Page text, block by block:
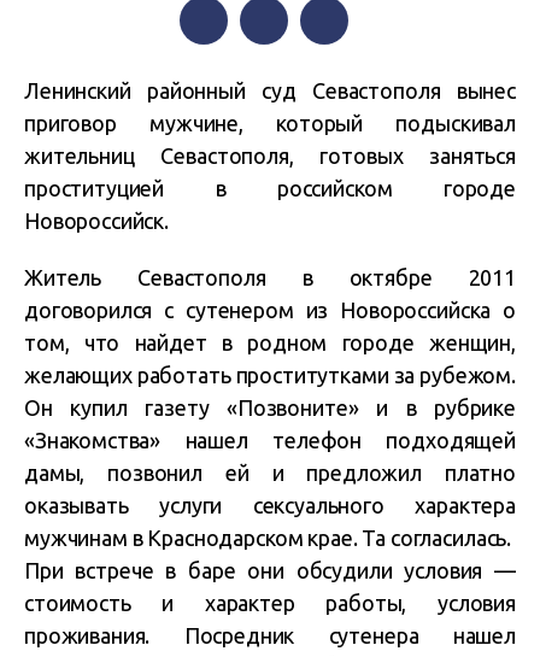
Ленинский районный суд Севастополя вынес
приговор мужчине, который подыскивал
жительниц Севастополя, готовых заняться
проституцией в российском городе
Новороссийск.
Житель Севастополя в октябре 2011
договорился с сутенером из Новороссийска о
том, что найдет в родном городе женщин,
желающих работать проститутками за рубежом.
Он купил газету «Позвоните» и в рубрике
«Знакомства» нашел телефон подходящей
дамы, позвонил ей и предложил платно
оказывать услуги сексуального характера
мужчинам в Краснодарском крае. Та согласилась.
При встрече в баре они обсудили условия —
стоимость и характер работы, условия
проживания. Посредник сутенера нашел